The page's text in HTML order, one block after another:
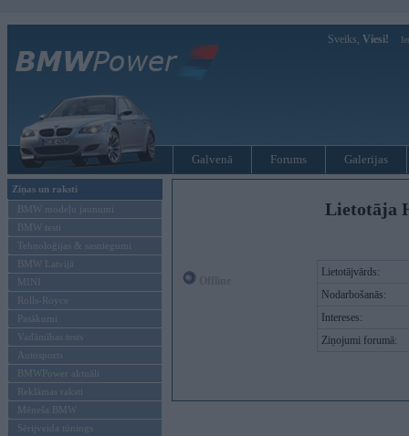
Sveiks, Viesi!
Galvenā Forums Galerijas
Ziņas un raksti
BMW modeļu jaunumi
BMW testi
Tehnoloģijas & sasniegumi
BMW Latvijā
MINI
Rolls-Royce
Pasākumi
Vadāmības tests
Autosports
BMWPower aktuāli
Reklāmas raksti
Mēneša BMW
Sērijveida tūnings
Lietotāja
Lietotājvārds:
Nodarbošanās:
Intereses:
Ziņojumi forumā: